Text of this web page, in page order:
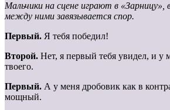
Мальчики на сцене играют в
между ними завязывается спор.
Первый. Я тебя победил!
Второй. Нет, я первый тебя увидел, и у
твоего.
Первый. А у меня дробовик как в
мощный.